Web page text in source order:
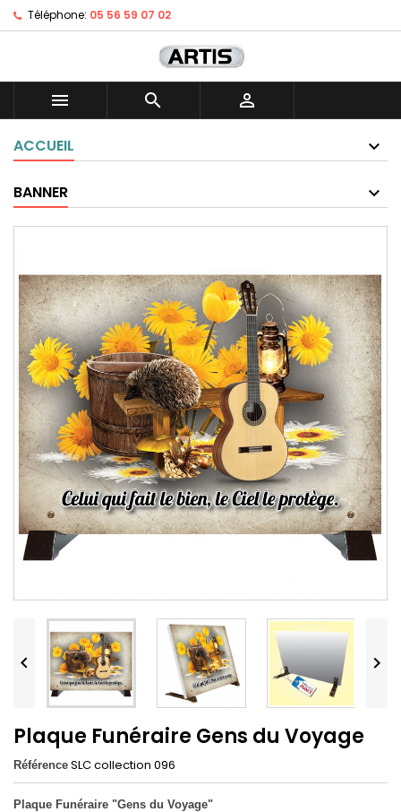
Téléphone: 05 56 59 07 02
  
ACCUEIL
BANNER
 
Plaque Funéraire Gens du Voyage
Référence SLC collection 096
Plaque Funéraire "Gens du Voyage"